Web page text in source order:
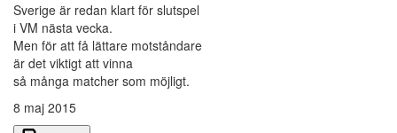
Sverige är redan klart för slutspel
i VM nästa vecka.
Men för att få lättare motståndare
är det viktigt att vinna
så många matcher som möjligt.
8 maj 2015